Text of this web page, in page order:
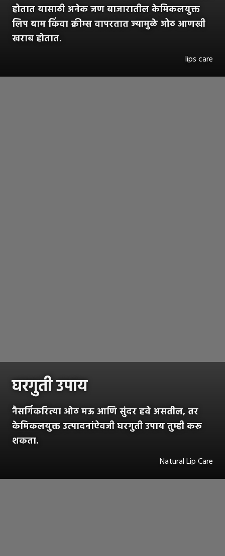
होतात यासाठी अनेक जण बाजारातील केमिकलयुक्त
लिप बाम किंवा क्रीम्स वापरतात ज्यामुळे ओठ आणखी
खराब होतात.
lips care
घरगुती उपाय
नैसर्गिकरित्या ओठ मऊ आणि सुंदर हवे असतील, तर
केमिकलयुक्त उत्पादनांऐवजी घरगुती उपाय तुम्ही करू
शकता.
Natural Lip Care